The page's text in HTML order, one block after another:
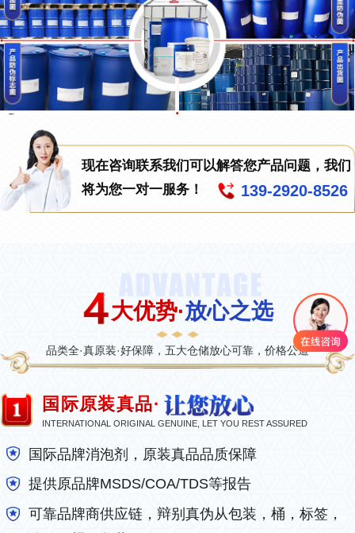
现在咨询联系我们可以解答您产品问题，我们
将为您一对一服务！
139-2920-8526
大优势·放心之选
品类全·真原装·好保障，五大仓储放心可靠，价格公道
国际原装真品·
INTERNATIONAL ORIGINAL GENUINE, LET YOU REST ASSURED
国际品牌消泡剂，原装真品品质保障
提供原品牌MSDS/COA/TDS等报告
可靠品牌商供应链，辩别真伪从包装，桶，标签，